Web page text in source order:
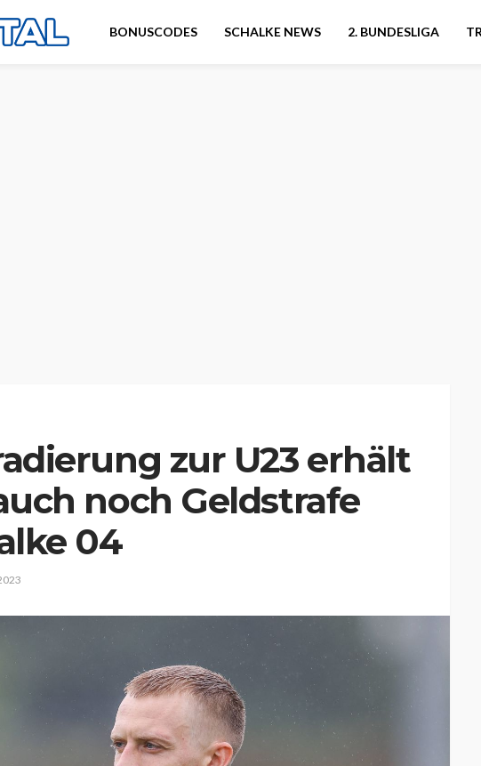
BONUSCODES SCHALKE NEWS 2. BUNDESLIGA
zur U23 erhält
noch Geldstrafe
04